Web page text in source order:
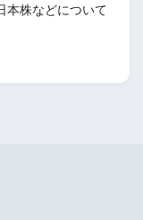
本株などについて